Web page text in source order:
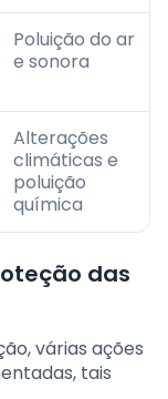
Poluição do ar
e sonora
Alterações
climáticas e
poluição
química
das
várias ações
tais